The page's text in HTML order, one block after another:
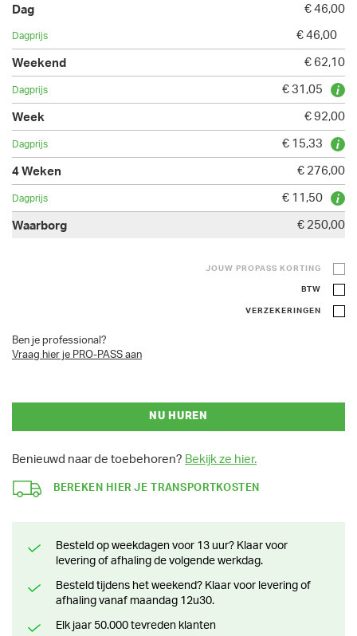
€ 46,00
€ 46,00
€ 62,10
€ 31,05
€ 92,00
€ 15,33
€ 276,00
€ 11,50
€ 250,00
JOUW PROPASS KORTING
BTW
VERZEKERINGEN
Ben je professional?
Vraag hier je PRO-PASS aan
NU HUREN
Benieuwd naar de toebehoren? Bekijk ze hier.
BEREKEN HIER JE TRANSPORTKOSTEN
Besteld op weekdagen voor 13 uur? Klaar voor
levering of afhaling de volgende werkdag.
Besteld tijdens het weekend? Klaar voor levering of
afhaling vanaf maandag 12u30.
Elk jaar 50.000 tevreden klanten